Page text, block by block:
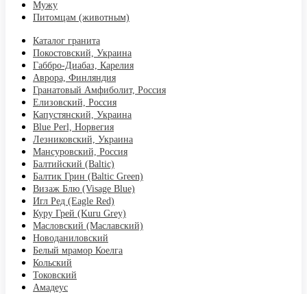
Мужу
Питомцам (животным)
Каталог гранита
Покостовский, Украина
Габбро-Диабаз, Карелия
Аврора, Финляндия
Гранатовый Амфиболит, Россия
Елизовский, Россия
Капустянский, Украина
Blue Perl, Норвегия
Лезниковский, Украина
Мансуровский, Россия
Балтийский (Baltic)
Балтик Грин (Baltic Green)
Визаж Блю (Visage Blue)
Игл Ред (Eagle Red)
Куру Грей (Kuru Grey)
Масловский (Маславский)
Новоданиловский
Белый мрамор Коелга
Кольский
Токовский
Амадеус